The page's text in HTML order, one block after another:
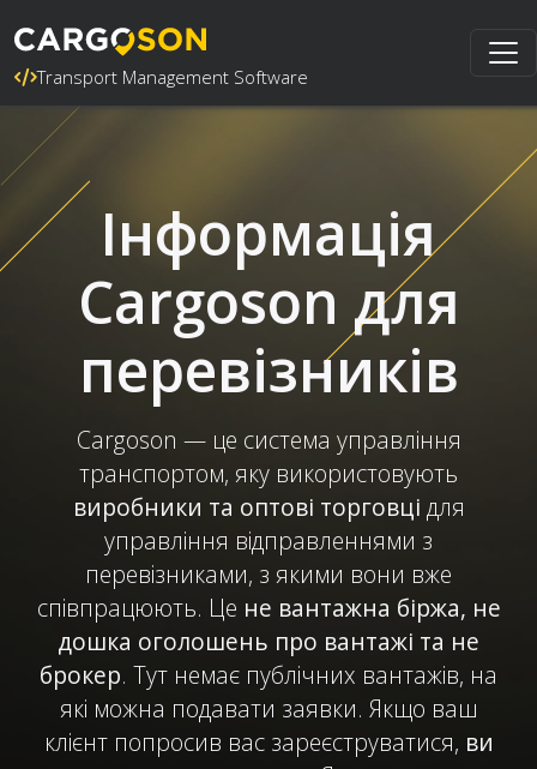
Transport Management Software
Інформація
Cargoson для
перевізників
Cargoson — це система управління
транспортом, яку використовують
виробники та оптові торговці для
управління відправленнями з
перевізниками, з якими вони вже
співпрацюють. Це не вантажна біржа, не
дошка оголошень про вантажі та не
брокер. Тут немає публічних вантажів, на
які можна подавати заявки. Якщо ваш
клієнт попросив вас зареєструватися, ви